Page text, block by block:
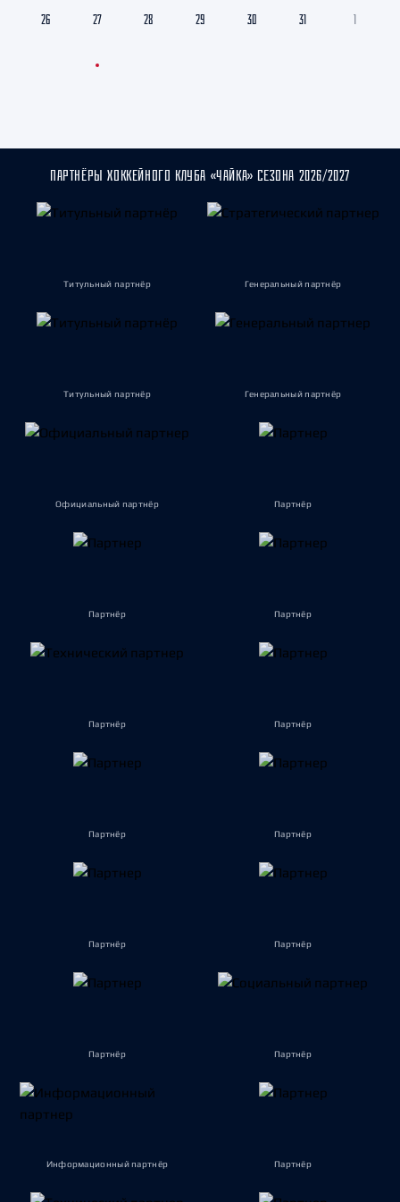
26 27 28 29 30 31 1
ПАРТНЁРЫ ХОККЕЙНОГО КЛУБА «ЧАЙКА» СЕЗОНА 2026/2027
Титульный партнёр Генеральный партнёр
Титульный партнёр Генеральный партнёр
Официальный партнёр Партнёр
Партнёр Партнёр
Партнёр Партнёр
Партнёр Партнёр
Партнёр Партнёр
Партнёр Партнёр
Информационный партнёр Партнёр